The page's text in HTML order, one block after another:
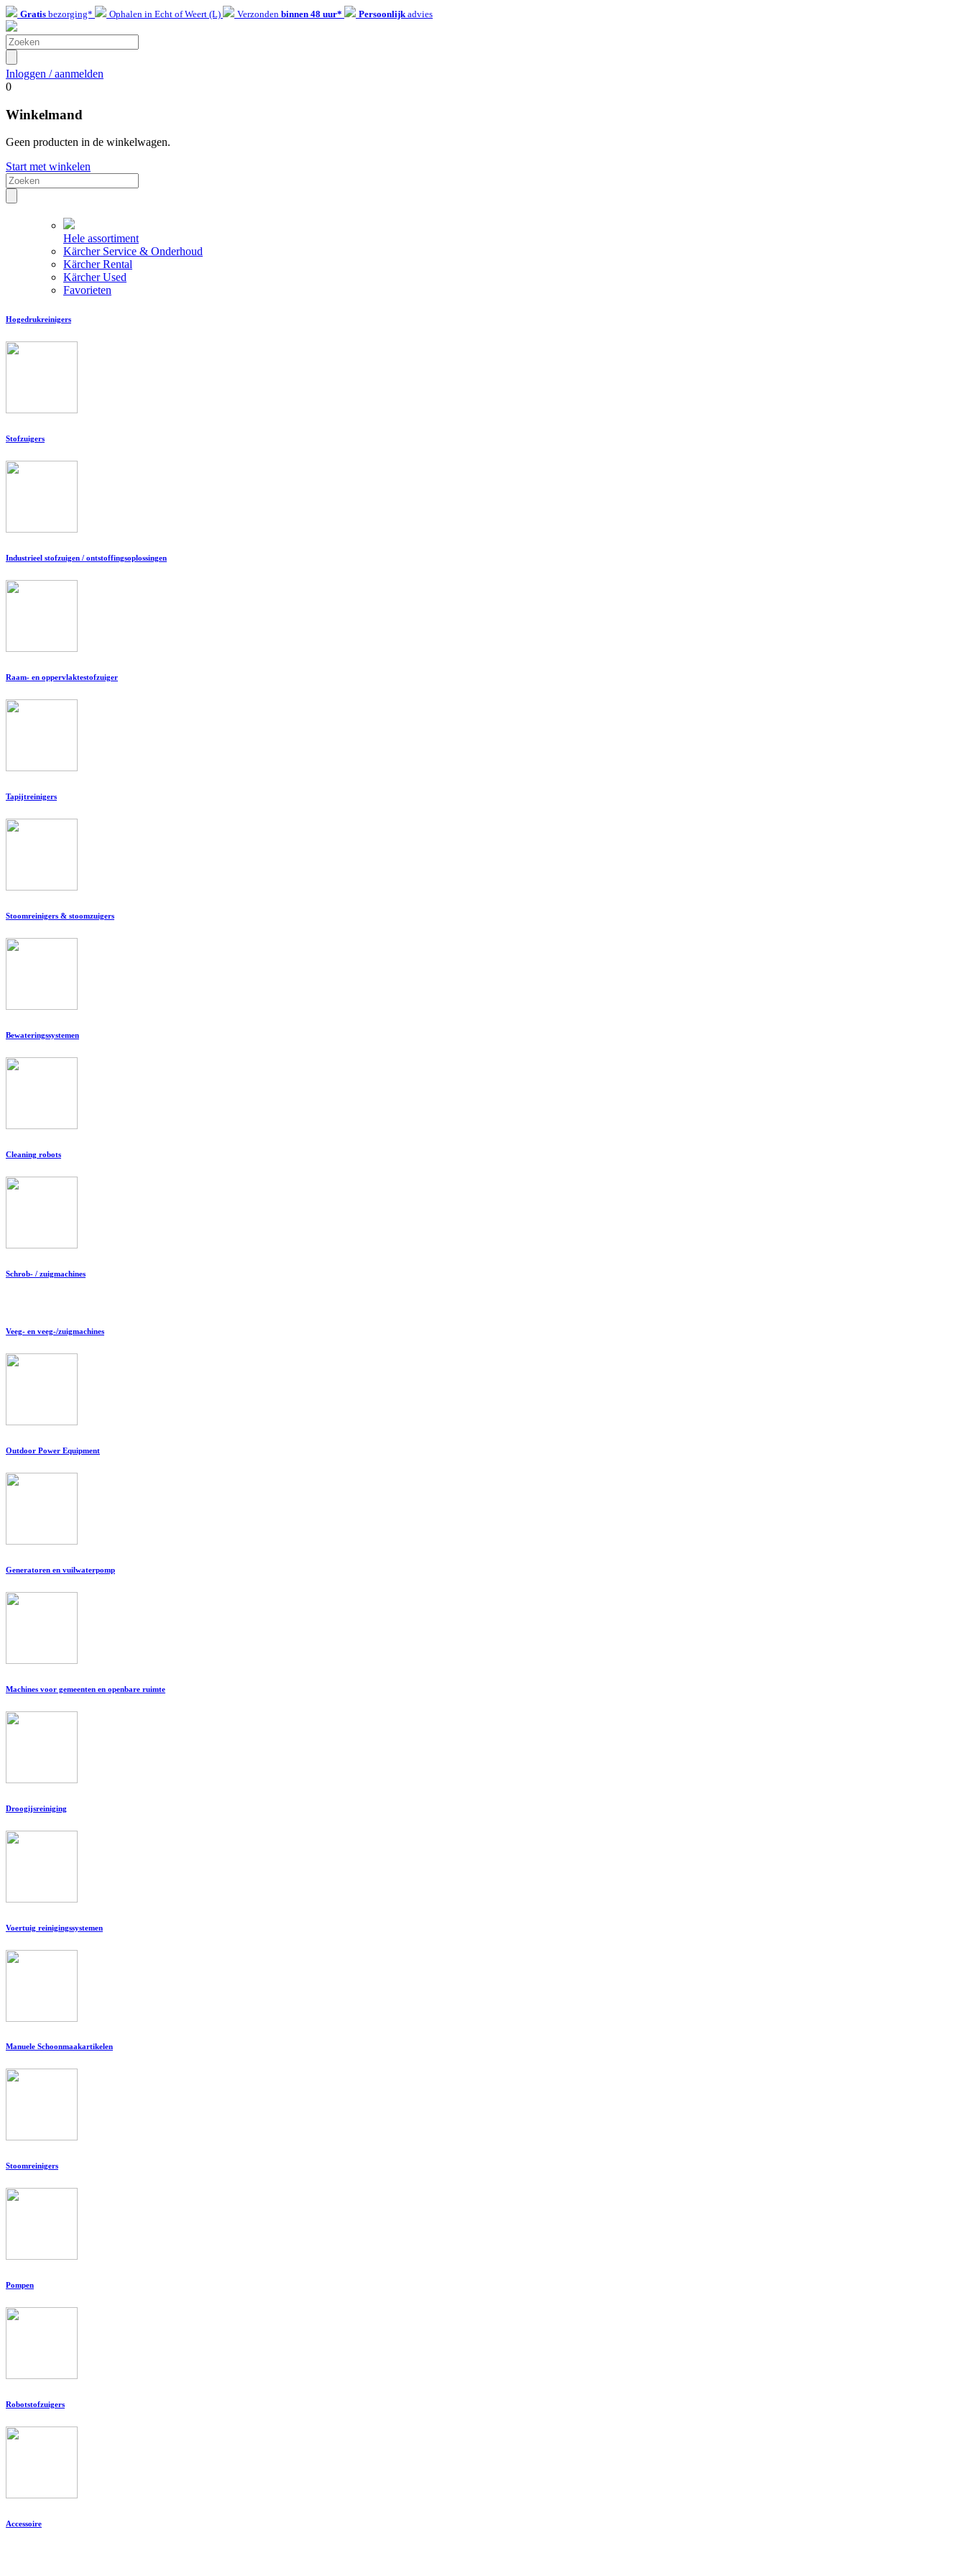
Gratis bezorging* Ophalen in Echt of Weert (L) Verzonden binnen 48 uur* Persoonlijkadvies
Inloggen / aanmelden
0
Winkelmand
Geen producten in de winkelwagen.
Start met winkelen
Hele assortiment
Kärcher Service & Onderhoud
Kärcher Rental
Kärcher Used
Favorieten
Hogedrukreinigers
Stofzuigers
Industrieel stofzuigen / ontstoffingsoplossingen
Raam- en oppervlaktestofzuiger
Tapijtreinigers
Stoomreinigers & stoomzuigers
Bewateringssystemen
Cleaning robots
Schrob- / zuigmachines
Veeg- en veeg-/zuigmachines
Outdoor Power Equipment
Generatoren en vuilwaterpomp
Machines voor gemeenten en openbare ruimte
Droogijsreiniging
Voertuig reinigingssystemen
Manuele Schoonmaakartikelen
Stoomreinigers
Pompen
Robotstofzuigers
Accessoire